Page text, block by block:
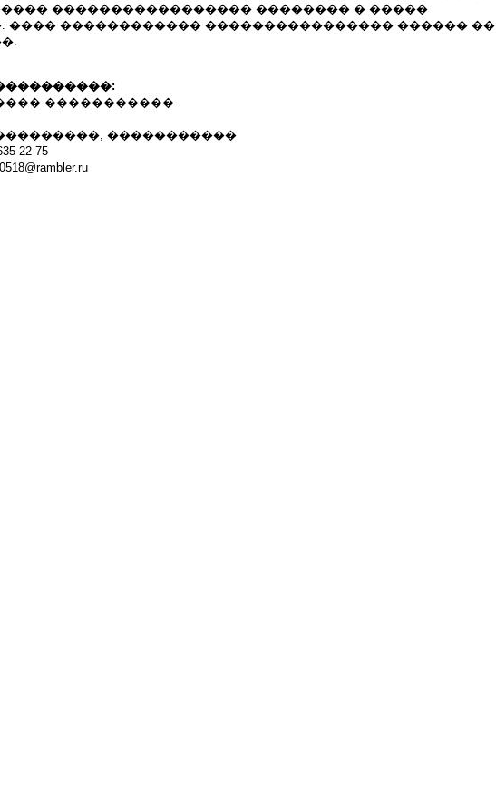
����������������� �������� � �����
���� ������������ ���������������� ������ ��
�����������
�����������
22-75